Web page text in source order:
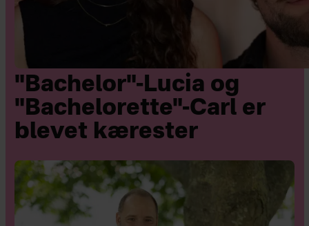
"Bachelor"-Lucia og
"Bachelorette"-Carl er
blevet kærester